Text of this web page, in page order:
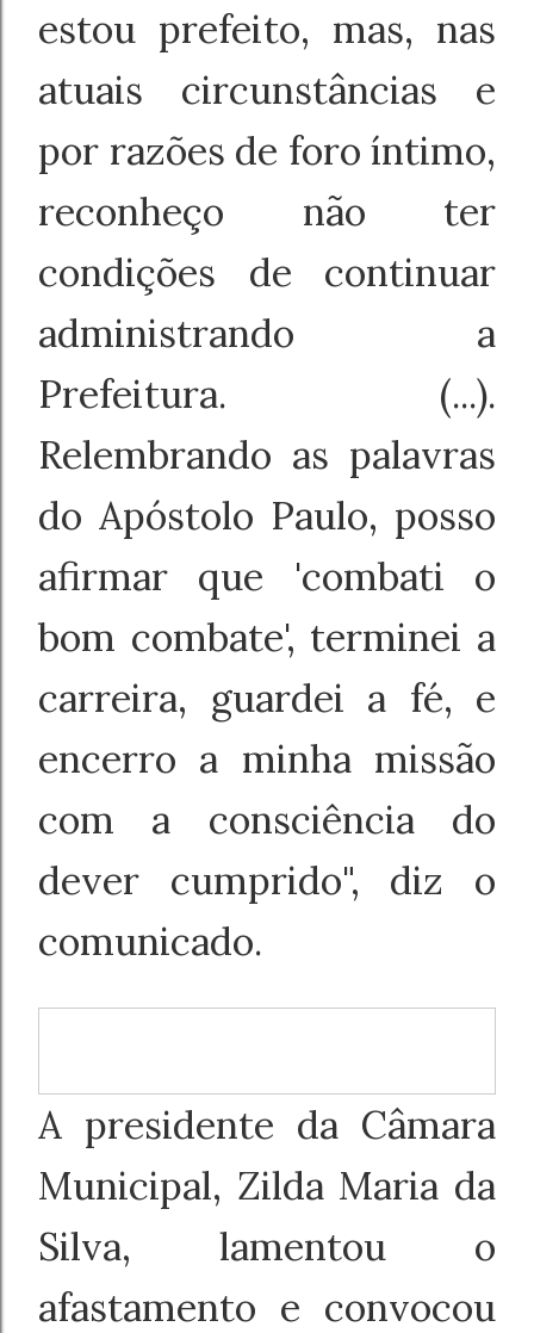
Jovem adota felino
pensando que era gato
estou prefeito, mas, nas
atuais circunstâncias e
por razões de foro íntimo,
reconheço não ter
condições de continuar
administrando a
Prefeitura. (...).
Relembrando as palavras
do Apóstolo Paulo, posso
afirmar que 'combati o
bom combate', terminei a
carreira, guardei a fé, e
encerro a minha missão
com a consciência do
dever cumprido", diz o
comunicado.
A presidente da Câmara
Municipal, Zilda Maria da
Silva, lamentou o
afastamento e convocou